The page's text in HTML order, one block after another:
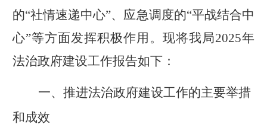
的“社情速递中心”、应急调度的“平战结合中
心”等方面发挥积极作用。现将我局2025年
法治政府建设工作报告如下：
一、推进法治政府建设工作的主要举措
和成效